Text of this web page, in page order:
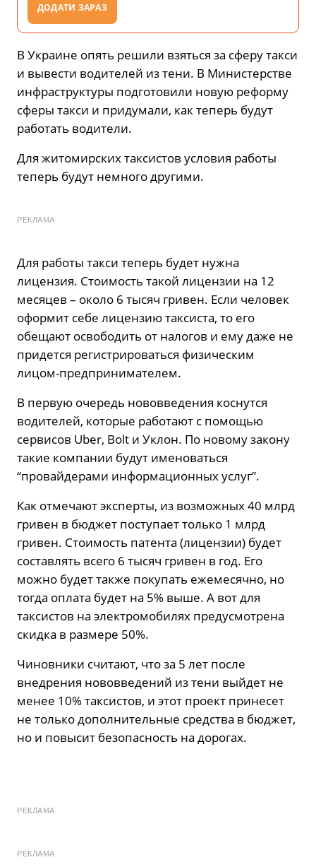
ДОДАТИ ЗАРАЗ
В Украине опять решили взяться за сферу такси
и вывести водителей из тени. В Министерстве
инфраструктуры подготовили новую реформу
сферы такси и придумали, как теперь будут
работать водители.
Для житомирских таксистов условия работы
теперь будут немного другими.
РЕКЛАМА
Для работы такси теперь будет нужна
лицензия. Стоимость такой лицензии на 12
месяцев – около 6 тысяч гривен. Если человек
оформит себе лицензию таксиста, то его
обещают освободить от налогов и ему даже не
придется регистрироваться физическим
лицом-предпринимателем.
В первую очередь нововведения коснутся
водителей, которые работают с помощью
сервисов Uber, Bolt и Уклон. По новому закону
такие компании будут именоваться
“провайдерами информационных услуг”.
Как отмечают эксперты, из возможных 40 млрд
гривен в бюджет поступает только 1 млрд
гривен. Стоимость патента (лицензии) будет
составлять всего 6 тысяч гривен в год. Его
можно будет также покупать ежемесячно, но
тогда оплата будет на 5% выше. А вот для
таксистов на электромобилях предусмотрена
скидка в размере 50%.
Чиновники считают, что за 5 лет после
внедрения нововведений из тени выйдет не
менее 10% таксистов, и этот проект принесет
не только дополнительные средства в бюджет,
но и повысит безопасность на дорогах.
РЕКЛАМА
РЕКЛАМА